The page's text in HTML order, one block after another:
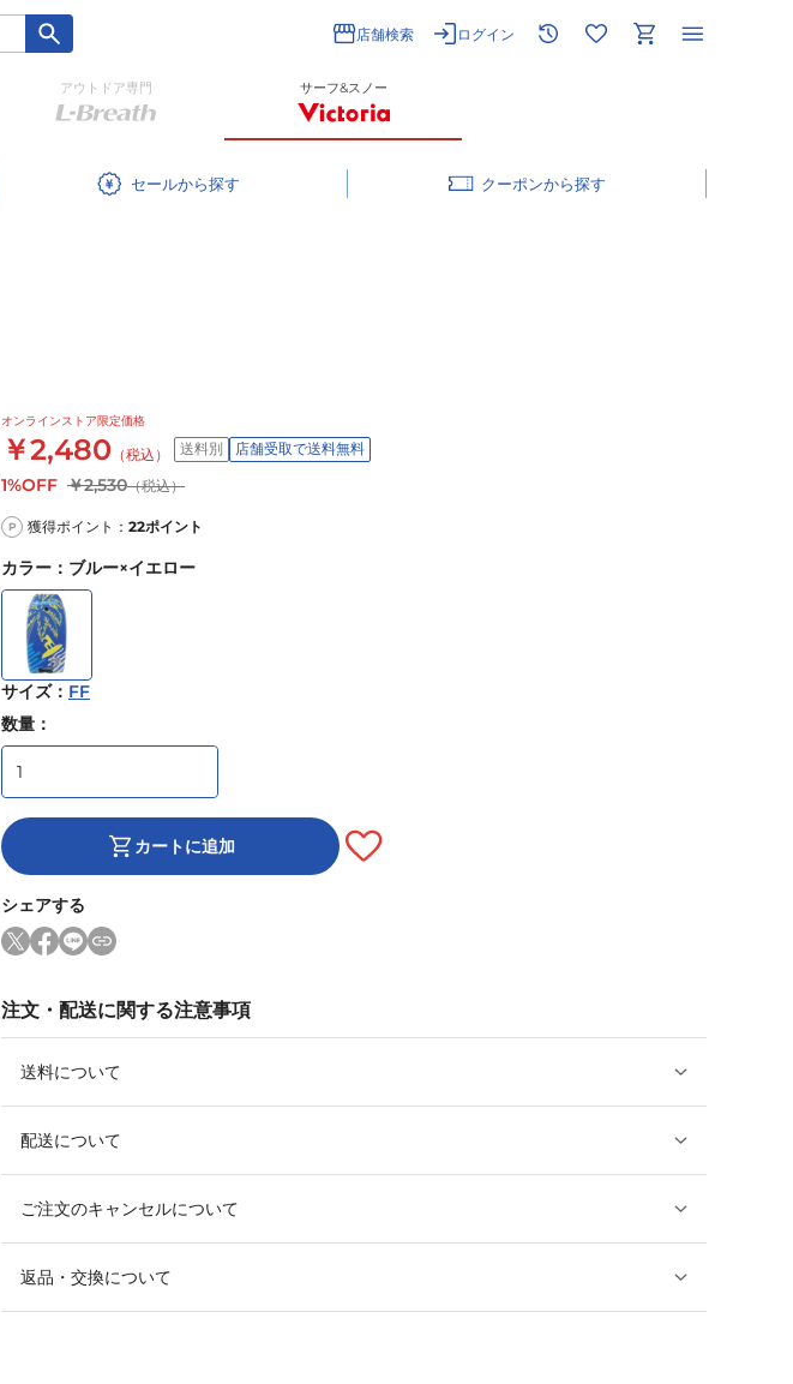
店舗検索 ログイン
アウトドア専門 サーフ&スノー
セール クーポン
オンラインストア限定価格
￥2,480 （税込） 送料別 店舗受取で送料無料
1%OFF ￥2,530（税込）
P 獲得ポイント： 22ポイント
カラー ： ブルー×イエロー
サイズ： FF
数量：
カートに追加
シェアする
注文・配送に関する注意事項
送料について
配送について
ご注文のキャンセルについて
返品・交換について